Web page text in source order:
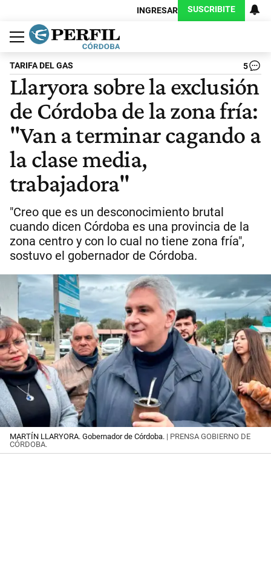
INGRESAR SUSCRIBITE
Política
Economía
Judiciales
Sociedad
Cultura
Espectáculos
Deportes
Protagonistas
TARIFA DEL GAS 5
Llaryora sobre la exclusión
de Córdoba de la zona fría:
"Van a terminar cagando a
la clase media,
trabajadora"
"Creo que es un desconocimiento brutal
cuando dicen Córdoba es una provincia de la
zona centro y con lo cual no tiene zona fría",
sostuvo el gobernador de Córdoba.
MARTÍN LLARYORA. Gobernador de Córdoba. | PRENSA GOBIERNO DE
CÓRDOBA.